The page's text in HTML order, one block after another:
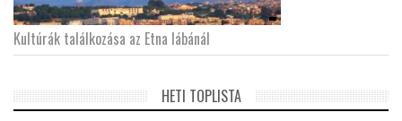
Kultúrák találkozása az Etna lábánál
HETI TOPLISTA